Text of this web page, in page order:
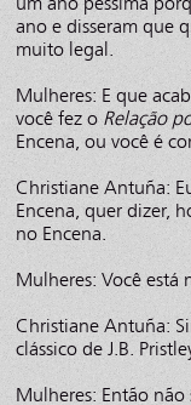
ano e disseram que
muito legal.
Mulheres: E que
você fez o Relação
Encena, ou você é
Christiane Antuña:
Encena, quer dizer,
no Encena.
Mulheres: Você está
Christiane Antuña:
clássico de J.B.
Mulheres: Então